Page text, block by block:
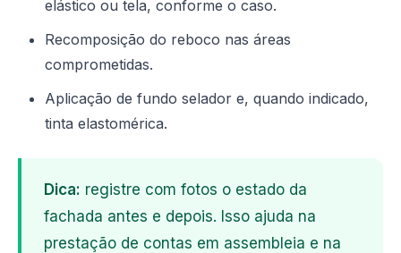
elástico ou tela, conforme o caso.
Recomposição do reboco nas áreas
comprometidas.
Aplicação de fundo selador e, quando indicado,
tinta elastomérica.
Dica: registre com fotos o estado da
fachada antes e depois. Isso ajuda na
prestação de contas em assembleia e na